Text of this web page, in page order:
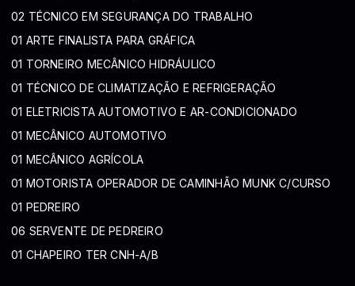
02 TÉCNICO EM SEGURANÇA DO TRABALHO
01 ARTE FINALISTA PARA GRÁFICA
01 TORNEIRO MECÂNICO HIDRÁULICO
01 TÉCNICO DE CLIMATIZAÇÃO E REFRIGERAÇÃO
01 ELETRICISTA AUTOMOTIVO E AR-CONDICIONADO
01 MECÂNICO AUTOMOTIVO
01 MECÂNICO AGRÍCOLA
01 MOTORISTA OPERADOR DE CAMINHÃO MUNK C/CURSO
01 PEDREIRO
06 SERVENTE DE PEDREIRO
01 CHAPEIRO TER CNH-A/B